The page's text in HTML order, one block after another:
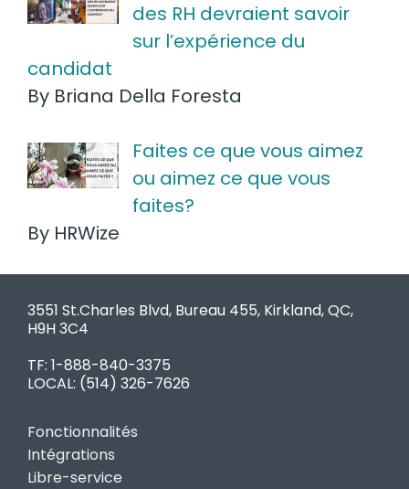
des RH devraient savoir
sur l’expérience du
candidat
By Briana Della Foresta
Faites ce que vous aimez
ou aimez ce que vous
faites?
By HRWize
3551 St.Charles Blvd, Bureau 455, Kirkland, QC,
H9H 3C4
TF: 1-888-840-3375
LOCAL: (514) 326-7626
Fonctionnalités
Intégrations
Libre-service